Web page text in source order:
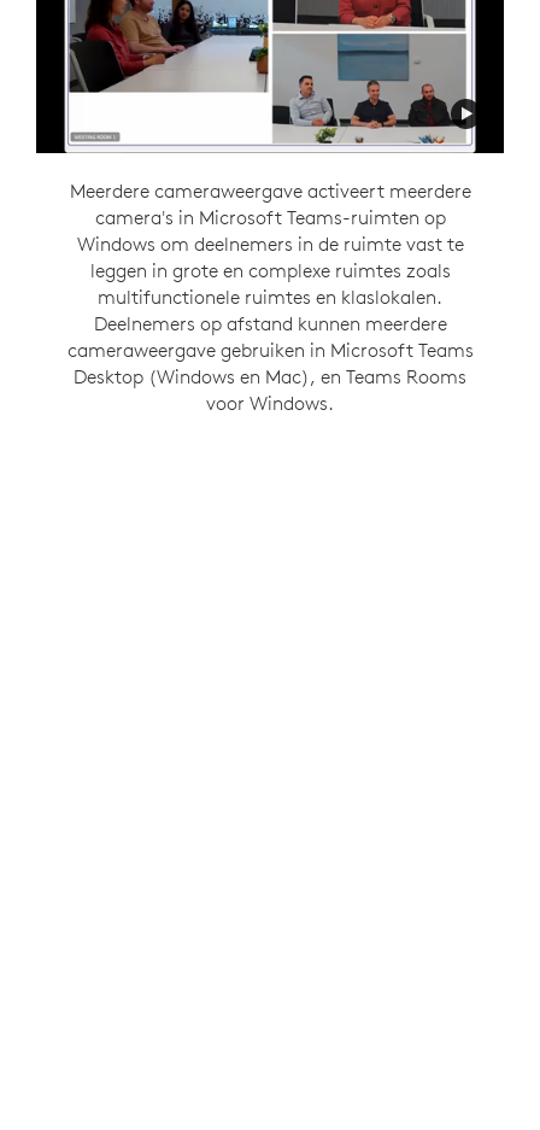
Meerdere cameraweergave activeert meerdere
camera's in Microsoft Teams-ruimten op
Windows om deelnemers in de ruimte vast te
leggen in grote en complexe ruimtes zoals
multifunctionele ruimtes en klaslokalen.
Deelnemers op afstand kunnen meerdere
cameraweergave gebruiken in Microsoft Teams
Desktop (Windows en Mac), en Teams Rooms
voor Windows.
Intelligent Director is ontworpen om flexibele
communicatie te ondersteunen door een
inclusieve hybride vergaderomgeving te creëren.
Deze Zoom Rooms op Windows-functie geeft
mensen in de ruimte hun eigen ruimte in een
galerijweergave, zodat ze dezelfde kans hebben
om gezien en gehoord te worden als iedereen in
de vergadering.